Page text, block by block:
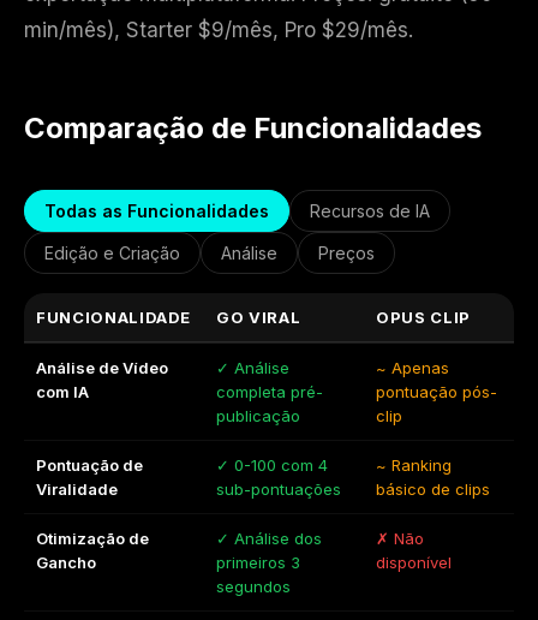
min/mês), Starter $9/mês, Pro $29/mês.
Comparação de Funcionalidades
Todas as Funcionalidades Recursos de IA
Edição e Criação Análise Preços
FUNCIONALIDADE GO VIRAL OPUS CLIP
Análise de Vídeo
com IA
✓ Análise
completa pré-
publicação
~ Apenas
pontuação pós-
clip
Pontuação de
Viralidade
✓ 0-100 com 4
sub-pontuações
~ Ranking
básico de clips
Otimização de
Gancho
✓ Análise dos
primeiros 3
segundos
✗ Não
disponível